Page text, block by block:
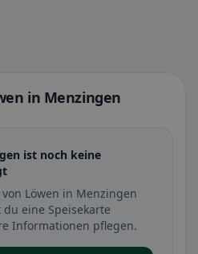
in Menzingen
ist noch keine
Löwen in Menzingen
eine Speisekarte
Informationen pflegen.